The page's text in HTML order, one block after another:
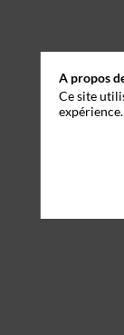
A propos
Ce site
expérience.